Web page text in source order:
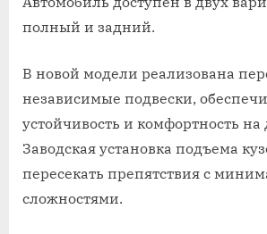
полный и задний.
В новой модели реализована
независимые подвески,
устойчивость и комфортность на
Заводская установка подъема
пересекать препятствия с
сложностями.